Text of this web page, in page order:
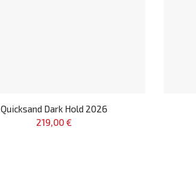
Quicksand Dark Hold 2026
219,00 €